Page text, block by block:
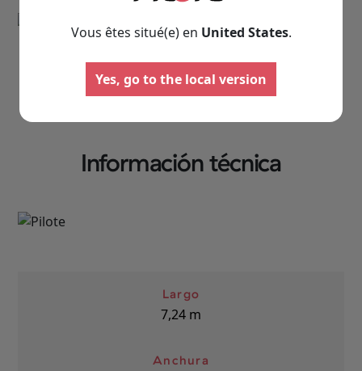
Información técnica
Largo
7,24 m
Anchura
Vous êtes situé(e) en United States.
Yes, go to the local version